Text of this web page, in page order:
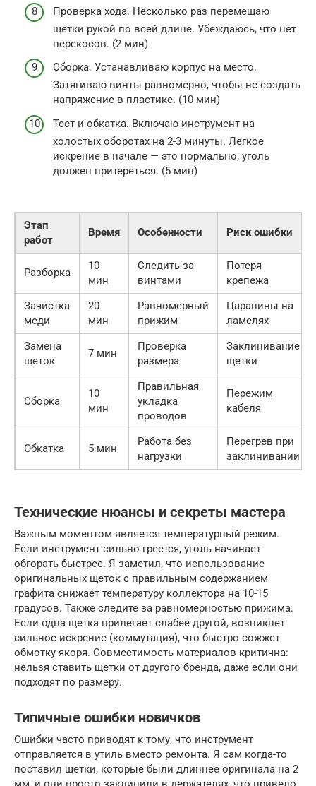
Проверка хода. Несколько раз перемещаю
щетки рукой по всей длине. Убеждаюсь, что нет
перекосов. (2 мин)
Сборка. Устанавливаю корпус на место.
Затягиваю винты равномерно, чтобы не создать
напряжение в пластике. (10 мин)
Тест и обкатка. Включаю инструмент на
холостых оборотах на 2-3 минуты. Легкое
искрение в начале — это нормально, уголь
должен притереться. (5 мин)
Этап
работ
Время Особенности Риск ошибки
Разборка
10
мин
Следить за
винтами
Потеря
крепежа
Зачистка
меди
20
мин
Равномерный
прижим
Царапины на
ламелях
Замена
щеток
7 мин
Проверка
размера
Заклинивание
щетки
Сборка
10
мин
Правильная
укладка
проводов
Пережим
кабеля
Обкатка 5 мин
Работа без
нагрузки
Перегрев при
заклинивании
Технические нюансы и секреты мастера
Важным моментом является температурный режим.
Если инструмент сильно греется, уголь начинает
обгорать быстрее. Я заметил, что использование
оригинальных щеток с правильным содержанием
графита снижает температуру коллектора на 10-15
градусов. Также следите за равномерностью прижима.
Если одна щетка прилегает слабее другой, возникнет
сильное искрение (коммутация), что быстро сожжет
обмотку якоря. Совместимость материалов критична:
нельзя ставить щетки от другого бренда, даже если они
подходят по размеру.
Типичные ошибки новичков
Ошибки часто приводят к тому, что инструмент
отправляется в утиль вместо ремонта. Я сам когда-то
поставил щетки, которые были длиннее оригинала на 2